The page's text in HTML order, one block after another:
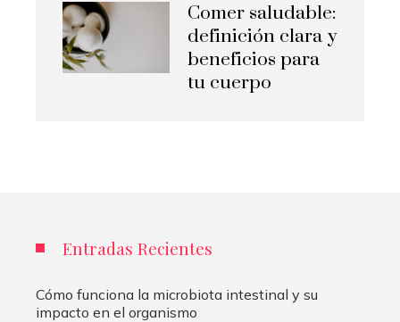
Comer saludable:
definición clara y
beneficios para
tu cuerpo
Entradas Recientes
Cómo funciona la microbiota intestinal y su
impacto en el organismo